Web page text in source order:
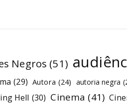
Negros (51)
(29) Autora (24) autoria negra
Hell (30) Cinema (41)